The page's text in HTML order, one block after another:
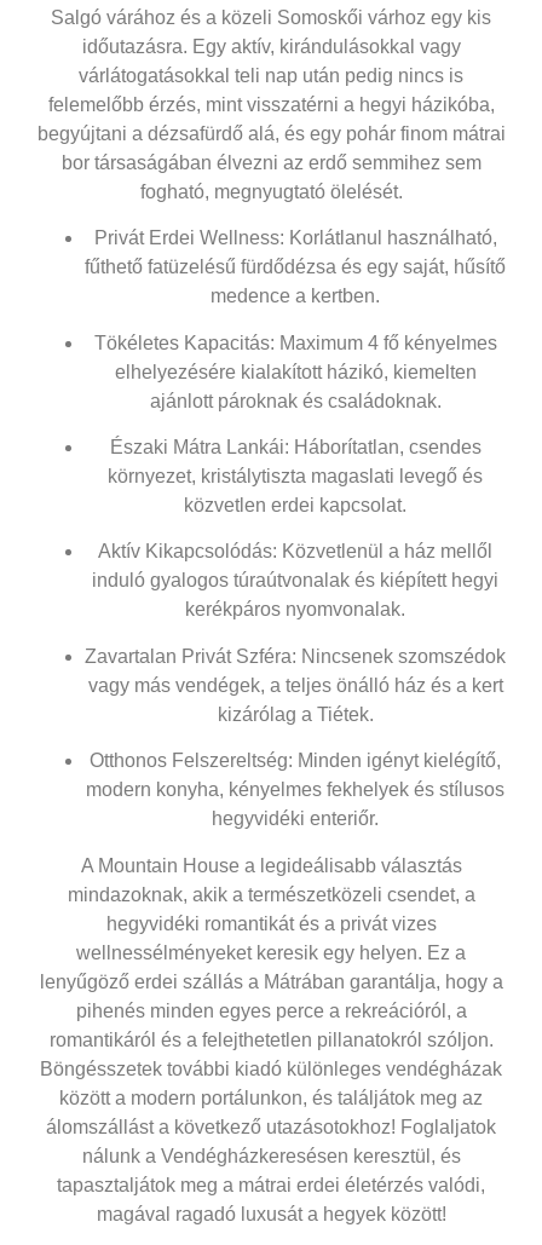
Salgó várához és a közeli Somoskői várhoz egy kis
időutazásra. Egy aktív, kirándulásokkal vagy
várlátogatásokkal teli nap után pedig nincs is
felemelőbb érzés, mint visszatérni a hegyi házikóba,
begyújtani a dézsafürdő alá, és egy pohár finom mátrai
bor társaságában élvezni az erdő semmihez sem
fogható, megnyugtató ölelését.
Privát Erdei Wellness: Korlátlanul használható,
fűthető fatüzelésű fürdődézsa és egy saját, hűsítő
medence a kertben.
Tökéletes Kapacitás: Maximum 4 fő kényelmes
elhelyezésére kialakított házikó, kiemelten
ajánlott pároknak és családoknak.
Északi Mátra Lankái: Háborítatlan, csendes
környezet, kristálytiszta magaslati levegő és
közvetlen erdei kapcsolat.
Aktív Kikapcsolódás: Közvetlenül a ház mellől
induló gyalogos túraútvonalak és kiépített hegyi
kerékpáros nyomvonalak.
Zavartalan Privát Szféra: Nincsenek szomszédok
vagy más vendégek, a teljes önálló ház és a kert
kizárólag a Tiétek.
Otthonos Felszereltség: Minden igényt kielégítő,
modern konyha, kényelmes fekhelyek és stílusos
hegyvidéki enteriőr.
A Mountain House a legideálisabb választás
mindazoknak, akik a természetközeli csendet, a
hegyvidéki romantikát és a privát vizes
wellnessélményeket keresik egy helyen. Ez a
lenyűgöző erdei szállás a Mátrában garantálja, hogy a
pihenés minden egyes perce a rekreációról, a
romantikáról és a felejthetetlen pillanatokról szóljon.
Böngésszetek további kiadó különleges vendégházak
között a modern portálunkon, és találjátok meg az
álomszállást a következő utazásotokhoz! Foglaljatok
nálunk a Vendégházkeresésen keresztül, és
tapasztaljátok meg a mátrai erdei életérzés valódi,
magával ragadó luxusát a hegyek között!